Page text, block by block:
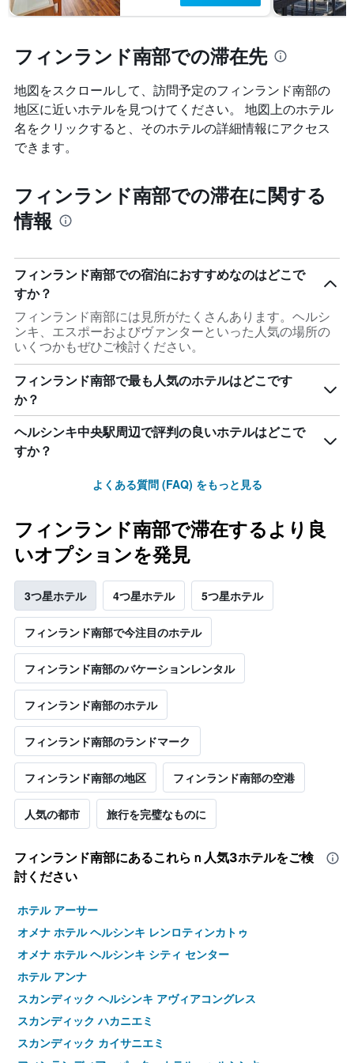
フィンランド南部での滞在先
地図をスクロールして、訪問予定のフィンランド南部​の
地区に近いホテルを見つけてください。 地図上のホテル
名をクリックすると、そのホテルの詳細情報にアクセス
できます。
フィンランド南部での滞在に関する
情報
フィンランド南部での宿泊におすすめなのはどこで
すか？
フィンランド南部には見所がたくさんあります。ヘルシ
ンキ、エスポーおよびヴァンターといった人気の場所の
いくつかもぜひご検討ください。
フィンランド南部で最も人気のホテルはどこです
か？
ヘルシンキ中央駅周辺で評判の良いホテルはどこで
すか？
よくある質問 (FAQ) をもっと見る
フィンランド南部で滞在するより良
いオプションを発見
3つ星ホテル 4つ星ホテル 5つ星ホテル
フィンランド南部で今注目のホテル
フィンランド南部のバケーションレンタル
フィンランド南部のホテル
フィンランド南部のランドマーク
フィンランド南部の地区 フィンランド南部​の空港
人気の都市 旅行を完璧なものに
フィンランド南部​にあるこれらｎ人気3ホテルをご検
討ください
ホテル アーサー
オメナ ホテル ヘルシンキ レンロティンカトゥ
オメナ ホテル ヘルシンキ シティ センター
ホテル アンナ
スカンディック ヘルシンキ アヴィアコングレス
スカンディック ハカニエミ
スカンディック カイサニエミ